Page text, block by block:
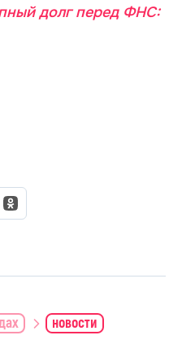
долг перед ФНС:
новости